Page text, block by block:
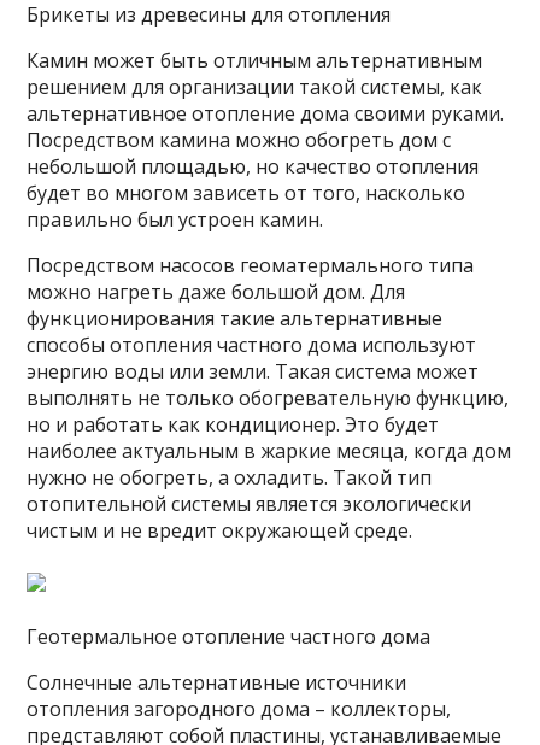
Брикеты из древесины для отопления
Камин может быть отличным альтернативным
решением для организации такой системы, как
альтернативное отопление дома своими руками.
Посредством камина можно обогреть дом с
небольшой площадью, но качество отопления
будет во многом зависеть от того, насколько
правильно был устроен камин.
Посредством насосов геоматермального типа
можно нагреть даже большой дом. Для
функционирования такие альтернативные
способы отопления частного дома используют
энергию воды или земли. Такая система может
выполнять не только обогревательную функцию,
но и работать как кондиционер. Это будет
наиболее актуальным в жаркие месяца, когда дом
нужно не обогреть, а охладить. Такой тип
отопительной системы является экологически
чистым и не вредит окружающей среде.
Геотермальное отопление частного дома
Солнечные альтернативные источники
отопления загородного дома – коллекторы,
представляют собой пластины, устанавливаемые